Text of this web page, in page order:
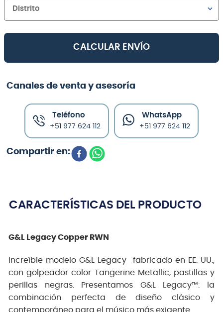
Distrito
CALCULAR ENVÍO
Canales de venta y asesoría
Teléfono
+51 977 624 112
WhatsApp
+51 977 624 112
CARACTERÍSTICAS DEL PRODUCTO
G&L Legacy Copper RWN
Increíble modelo G&L Legacy fabricado en EE. UU.,
con golpeador color Tangerine Metallic, pastillas y
perillas negras. Presentamos G&L Legacy™: la
combinación perfecta de diseño clásico y
contemporáneo para el músico más exigente.